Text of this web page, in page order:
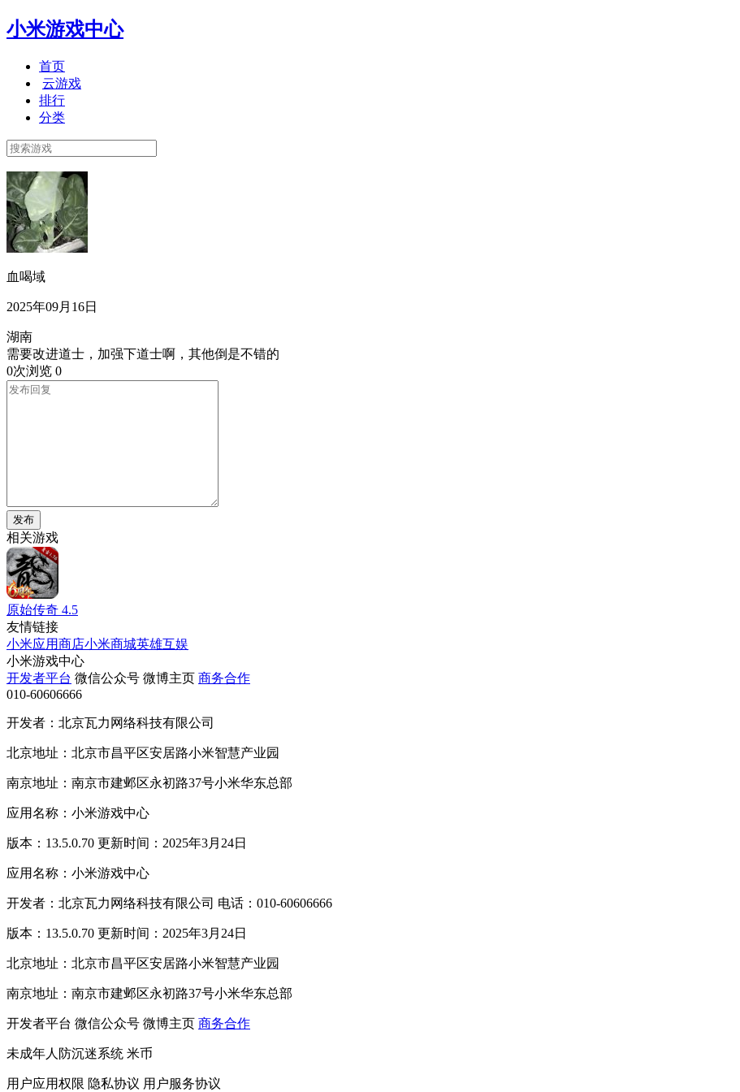
小米游戏中心
首页
云游戏
排行
分类
血喝域
2025年09月16日
湖南
需要改进道士，加强下道士啊，其他倒是不错的
0次浏览 0
发布
相关游戏
原始传奇 4.5
友情链接
小米应用商店小米商城英雄互娱
小米游戏中心
开发者平台 微信公众号 微博主页 商务合作
010-60606666
开发者：北京瓦力网络科技有限公司
北京地址：北京市昌平区安居路小米智慧产业园
南京地址：南京市建邺区永初路37号小米华东总部
应用名称：小米游戏中心
版本：13.5.0.70 更新时间：2025年3月24日
应用名称：小米游戏中心
开发者：北京瓦力网络科技有限公司 电话：010-60606666
版本：13.5.0.70 更新时间：2025年3月24日
北京地址：北京市昌平区安居路小米智慧产业园
南京地址：南京市建邺区永初路37号小米华东总部
开发者平台 微信公众号 微博主页 商务合作
未成年人防沉迷系统 米币
用户应用权限 隐私协议 用户服务协议